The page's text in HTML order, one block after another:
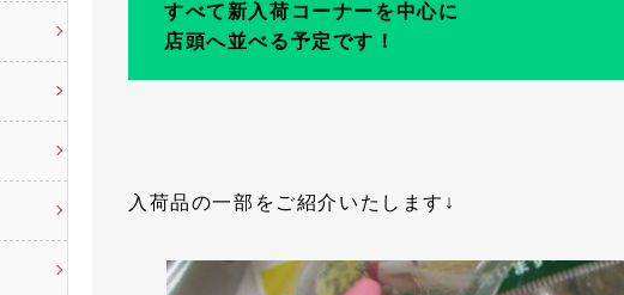
すべて新入荷コーナーを中心に
店頭へ並べる予定です！
入荷品の一部をご紹介いたします↓